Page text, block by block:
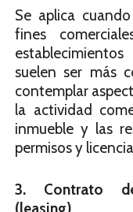
Se aplica
fines
suelen ser más
contemplar
la actividad
inmueble y las
permisos y
3. Contrato
(leasing)